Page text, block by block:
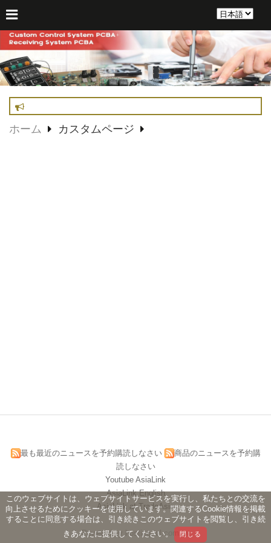
ホーム カスタムページ
最も最近のニュースを予約購読しなさい
商品のニュースを予約購
読しなさい
Youtube AsiaLink
AsiaLink English
AsiaLink at TradeAsia
Powered by hosting.url.com.tw
このウェブサイトは、ウェブサイトサービスを実行し、私たちとの交流を
向上させるためにクッキーを使用しています。関連するCookie情報を掲載
することに同意する場合は、引き続きこのウェブサイトを閲覧し、引き続
きあなたに提供してください。